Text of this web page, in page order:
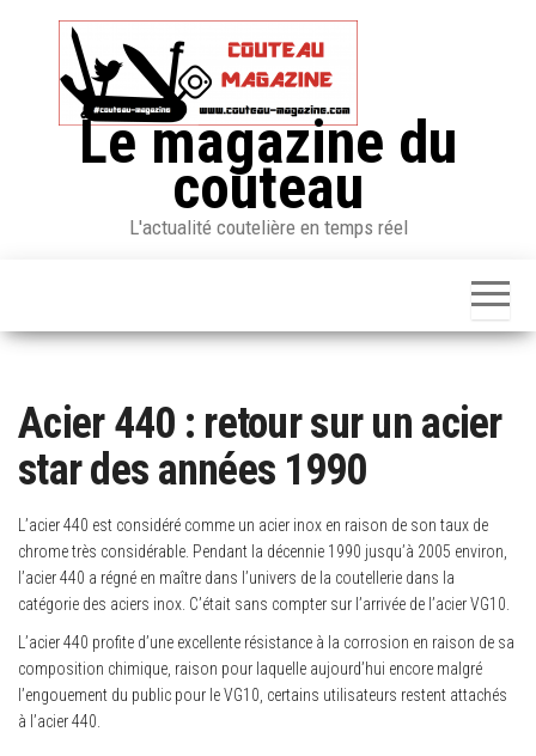
Le magazine du
couteau
L'actualité coutelière en temps réel
Acier 440 : retour sur un acier
star des années 1990
L’acier 440 est considéré comme un acier inox en raison de son taux de
chrome très considérable. Pendant la décennie 1990 jusqu’à 2005 environ,
l’acier 440 a régné en maître dans l’univers de la coutellerie dans la
catégorie des aciers inox. C’était sans compter sur l’arrivée de l’acier VG10.
L’acier 440 profite d’une excellente résistance à la corrosion en raison de sa
composition chimique, raison pour laquelle aujourd’hui encore malgré
l’engouement du public pour le VG10, certains utilisateurs restent attachés
à l’acier 440.